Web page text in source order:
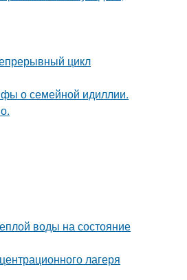
цикл
о семейной идиллии.
воды на состояние
лагеря